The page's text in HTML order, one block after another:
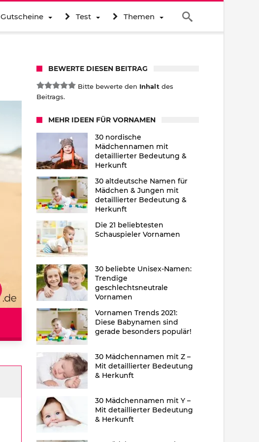
Gutscheine Test Themen
BEWERTE DIESEN BEITRAG
Bitte bewerte den Inhalt des
Beitrags.
MEHR IDEEN FÜR VORNAMEN
30 nordische
Mädchennamen mit
detaillierter Bedeutung &
Herkunft
30 altdeutsche Namen für
Mädchen & Jungen mit
detaillierter Bedeutung &
Herkunft
Die 21 beliebtesten
Schauspieler Vornamen
30 beliebte Unisex-Namen:
Trendige
geschlechtsneutrale
Vornamen
Vornamen Trends 2021:
Diese Babynamen sind
gerade besonders populär!
30 Mädchennamen mit Z –
Mit detaillierter Bedeutung
& Herkunft
30 Mädchennamen mit Y –
Mit detaillierter Bedeutung
& Herkunft